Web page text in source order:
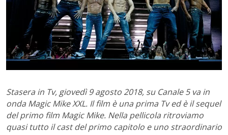
Stasera in Tv, giovedì 9 agosto 2018, su Canale 5 va in
onda Magic Mike XXL. Il film è una prima Tv ed è il sequel
del primo film Magic Mike. Nella pellicola ritroviamo
quasi tutto il cast del primo capitolo e uno straordinario